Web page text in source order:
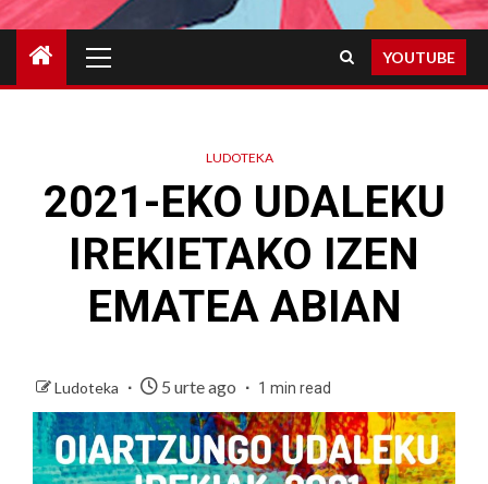
Menu
YOUTUBE
LUDOTEKA
2021-EKO UDALEKU
IREKIETAKO IZEN
EMATEA ABIAN
Ludoteka 5 urte ago 1 min read